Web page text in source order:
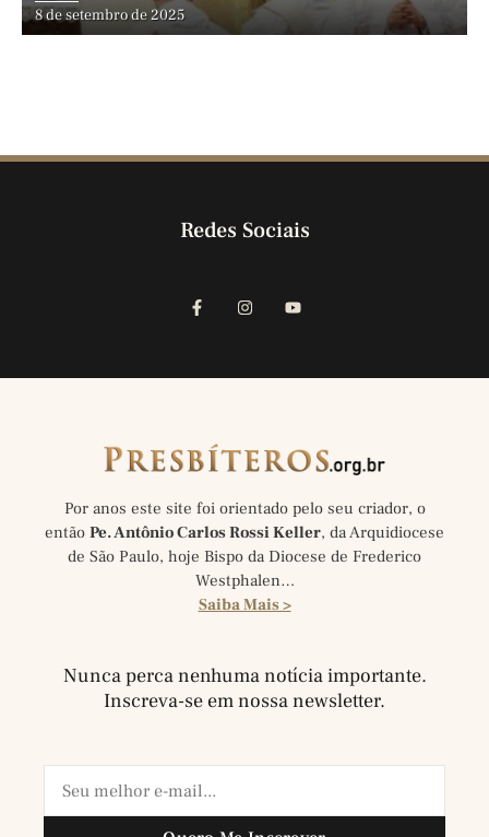
8 de setembro de 2025
Redes Sociais
Por anos este site foi orientado pelo seu criador, o
então Pe. Antônio Carlos Rossi Keller, da Arquidiocese
de São Paulo, hoje Bispo da Diocese de Frederico
Westphalen…
Saiba Mais >
Nunca perca nenhuma notícia importante.
Inscreva-se em nossa newsletter.